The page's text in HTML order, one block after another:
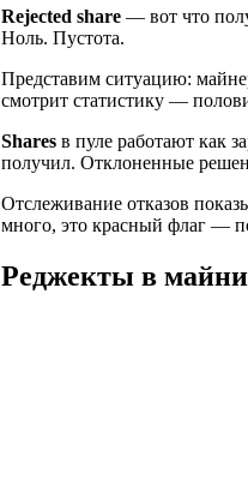
Rejected share — вот что
Ноль. Пустота.
Представим ситуацию:
смотрит статистику —
Shares в пуле работают как
получил. Отклоненные
Отслеживание отказов
много, это красный флаг —
Реджекты в